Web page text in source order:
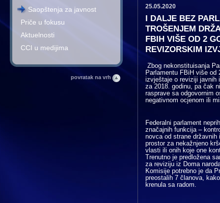
Saopštenja za javnost
Priče u fokusu
Aktuelnosti
CCI u medijima
povratak na vrh
25.05.2020
I DALJE BEZ
TROŠENJEM
FBIH VIŠE OD 2
REVIZORSKIM
Zbog nekonstituisanja
Parlamentu FBiH više od
izvještaje o reviziji javnih
za 2018. godinu, pa čak
rasprave sa odgovornim
negativnom ocjenom ili
Federalni parlament
značajnih funkcija –
novca od strane
prostor za nekažnjeno
vlasti ili onih koje one
Trenutno je predložena
za reviziju iz Doma
Komisije potrebno je da
preostalih 7 članova,
krenula sa radom.